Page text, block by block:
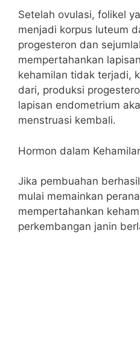
Setelah ovulasi, folikel
menjadi korpus luteum
progesteron dan
mempertahankan
kehamilan tidak terjadi,
dari, produksi
lapisan endometrium
menstruasi kembali.
Hormon dalam
Jika pembuahan
mulai memainkan
mempertahankan
perkembangan janin